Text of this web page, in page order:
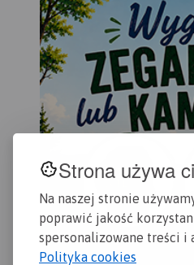
Strona używa
Na naszej stronie
poprawić jakość
spersonalizowane treści i
Polityka cookies
Zielonki oraz Park
Krajobrazowy Promno.